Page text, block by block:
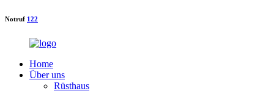
Notruf 122
Home
Über uns
Rüsthaus